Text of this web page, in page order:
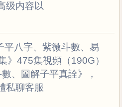
级内容以
平八字、紫微斗數、易
475集視頻（190G）
、圖解子平真詮》，
私聊客服